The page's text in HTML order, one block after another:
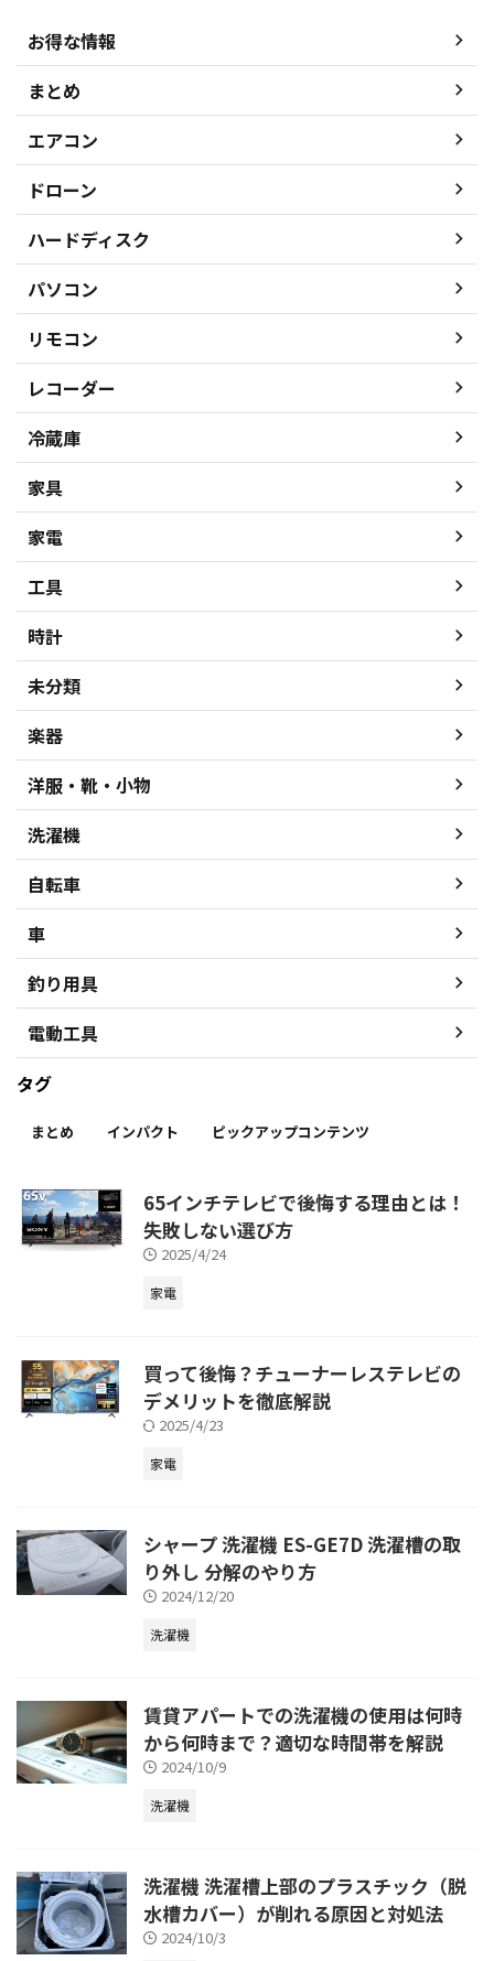
お得な情報
まとめ
エアコン
ドローン
ハードディスク
パソコン
リモコン
レコーダー
冷蔵庫
家具
家電
工具
時計
未分類
楽器
洋服・靴・小物
洗濯機
自転車
車
釣り用具
電動工具
タグ
まとめ インパクト ピックアップコンテンツ
65インチテレビで後悔する理由とは！
失敗しない選び方
2025/4/24
家電
買って後悔？チューナーレステレビの
デメリットを徹底解説
2025/4/23
家電
シャープ 洗濯機 ES-GE7D 洗濯槽の取
り外し 分解のやり方
2024/12/20
洗濯機
賃貸アパートでの洗濯機の使用は何時
から何時まで？適切な時間帯を解説
2024/10/9
洗濯機
洗濯機 洗濯槽上部のプラスチック（脱
水槽カバー）が削れる原因と対処法
2024/10/3